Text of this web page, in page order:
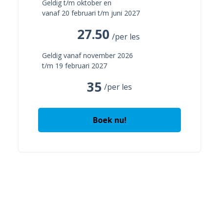
Geldig t/m oktober en
vanaf 20 februari t/m juni 2027
27.50 /per les
Geldig vanaf november 2026
t/m 19 februari 2027
35 /per les
Boek nu!